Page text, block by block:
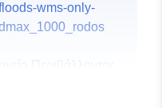
wms-only-
Περιβάλλοντος